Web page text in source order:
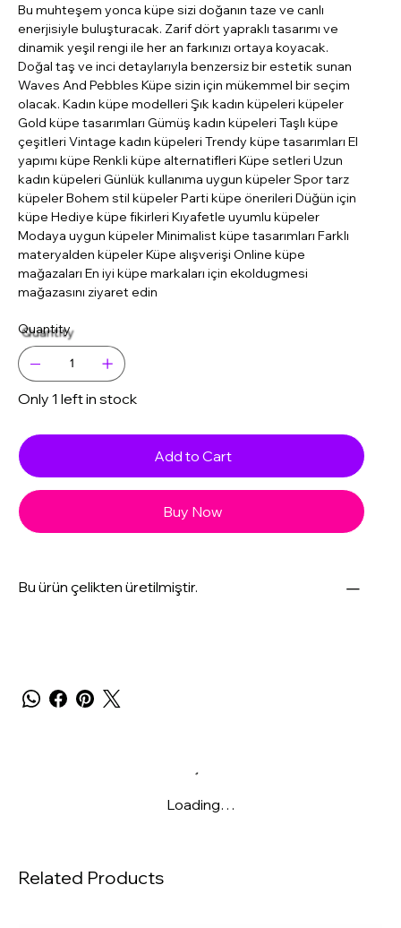
Bu muhteşem yonca küpe sizi doğanın taze ve canlı
enerjisiyle buluşturacak. Zarif dört yapraklı tasarımı ve
dinamik yeşil rengi ile her an farkınızı ortaya koyacak.
Doğal taş ve inci detaylarıyla benzersiz bir estetik sunan
Waves And Pebbles Küpe sizin için mükemmel bir seçim
olacak. Kadın küpe modelleri Şık kadın küpeleri küpeler
Gold küpe tasarımları Gümüş kadın küpeleri Taşlı küpe
çeşitleri Vintage kadın küpeleri Trendy küpe tasarımları El
yapımı küpe Renkli küpe alternatifleri Küpe setleri Uzun
kadın küpeleri Günlük kullanıma uygun küpeler Spor tarz
küpeler Bohem stil küpeler Parti küpe önerileri Düğün için
küpe Hediye küpe fikirleri Kıyafetle uyumlu küpeler
Modaya uygun küpeler Minimalist küpe tasarımları Farklı
materyalden küpeler Küpe alışverişi Online küpe
mağazaları En iyi küpe markaları için ekoldugmesi
mağazasını ziyaret edin
Quantity
Only 1 left in stock
Add to Cart
Buy Now
Bu ürün çelikten üretilmiştir.
Loading…
Related Products